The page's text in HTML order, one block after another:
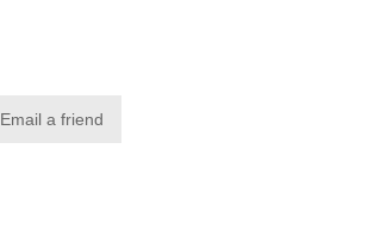
Email a friend